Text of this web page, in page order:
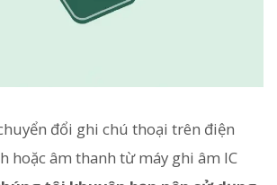
đổi ghi chú thoại trên điện
hoặc âm thanh từ máy ghi âm IC